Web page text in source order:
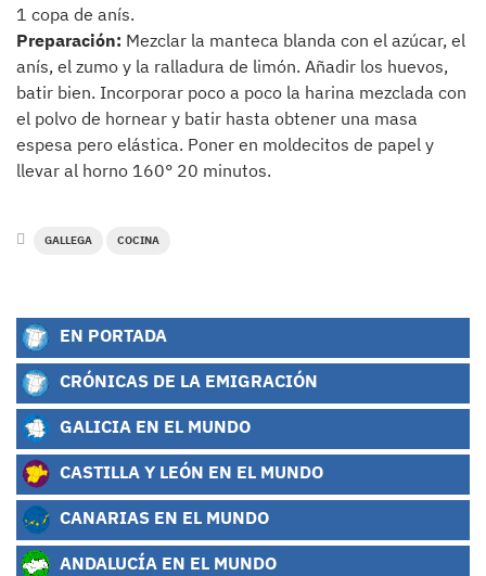
1 copa de anís.
Preparación: Mezclar la manteca blanda con el azúcar, el
anís, el zumo y la ralladura de limón. Añadir los huevos,
batir bien. Incorporar poco a poco la harina mezclada con
el polvo de hornear y batir hasta obtener una masa
espesa pero elástica. Poner en moldecitos de papel y
llevar al horno 160° 20 minutos.
GALLEGA COCINA
EN PORTADA
CRÓNICAS DE LA EMIGRACIÓN
GALICIA EN EL MUNDO
CASTILLA Y LEÓN EN EL MUNDO
CANARIAS EN EL MUNDO
ANDALUCÍA EN EL MUNDO